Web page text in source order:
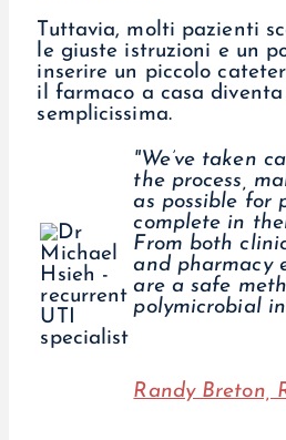
Tuttavia, molti pazienti
le giuste istruzioni e un
inserire un piccolo
il farmaco a casa diventa
semplicissima.
"We’ve taken
the process,
as possible for
complete in
From both
and pharmacy
are a safe
polymicrobial
Randy Breton,